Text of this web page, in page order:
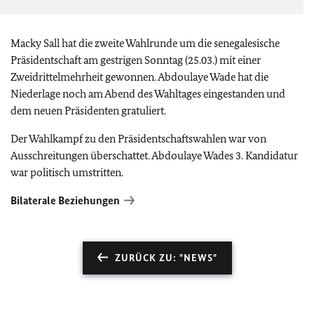
Macky Sall hat die zweite Wahlrunde um die senegalesische
Präsidentschaft am gestrigen Sonntag (25.03.) mit einer
Zweidrittelmehrheit gewonnen. Abdoulaye Wade hat die
Niederlage noch am Abend des Wahltages eingestanden und
dem neuen Präsidenten gratuliert.
Der Wahlkampf zu den Präsidentschaftswahlen war von
Ausschreitungen überschattet. Abdoulaye Wades 3. Kandidatur
war politisch umstritten.
Bilaterale Beziehungen
ZURÜCK ZU: "NEWS"